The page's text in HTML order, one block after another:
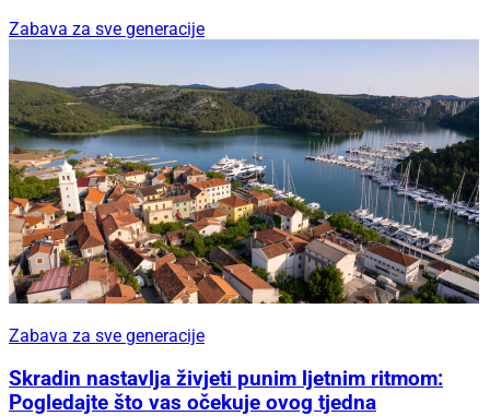
Zabava za sve generacije
Zabava za sve generacije
Skradin nastavlja živjeti punim ljetnim ritmom:
Pogledajte što vas očekuje ovog tjedna